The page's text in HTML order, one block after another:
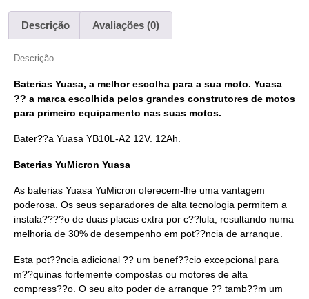
Descrição Avaliações (0)
Descrição
Baterias Yuasa, a melhor escolha para a sua moto. Yuasa
?? a marca escolhida pelos grandes construtores de motos
para primeiro equipamento nas suas motos.
Bater??a Yuasa YB10L-A2 12V. 12Ah.
Baterias YuMicron Yuasa
As baterias Yuasa YuMicron oferecem-lhe uma vantagem
poderosa. Os seus separadores de alta tecnologia permitem a
instala????o de duas placas extra por c??lula, resultando numa
melhoria de 30% de desempenho em pot??ncia de arranque.
Esta pot??ncia adicional ?? um benef??cio excepcional para
m??quinas fortemente compostas ou motores de alta
compress??o. O seu alto poder de arranque ?? tamb??m um